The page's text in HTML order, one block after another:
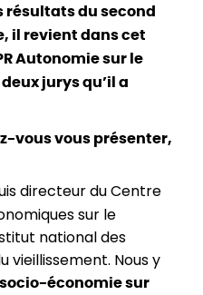
résultats du second
il revient dans cet
Autonomie sur le
jurys qu’il a
vous vous présenter,
directeur du Centre
sur le
national des
vieillissement. Nous y
économie sur